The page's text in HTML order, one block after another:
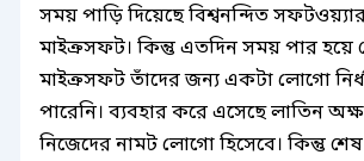
সময় পাড়ি দিয়েছে বিশ্বনন্দিত
মাইক্রসফট। কিন্তু এতদিন সময় পার হয়ে
মাইক্রসফট তাঁদের জন্য একটা লোগো
পারেনি। ব্যবহার করে এসেছে লাতিন
নিজেদের নামট লোগো হিসেবে।কিন্তু